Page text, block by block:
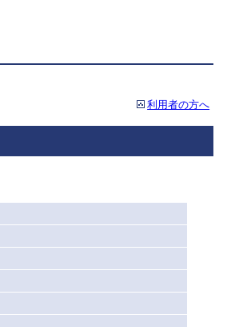
利用者の方へ